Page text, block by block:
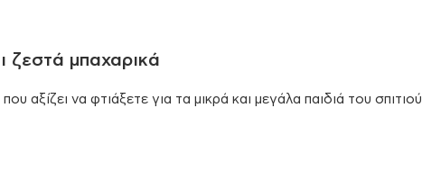
ζεστά μπαχαρικά
αξίζει να φτιάξετε για τα μικρά και μεγάλα παιδιά του σπιτιού